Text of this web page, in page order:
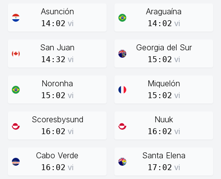
Asunción
14:02 vi
Araguaína
14:02 vi
San Juan
14:32 vi
Georgia del Sur
15:02 vi
Noronha
15:02 vi
Miquelón
15:02 vi
Scoresbysund
16:02 vi
Nuuk
16:02 vi
Cabo Verde
16:02 vi
Santa Elena
17:02 vi